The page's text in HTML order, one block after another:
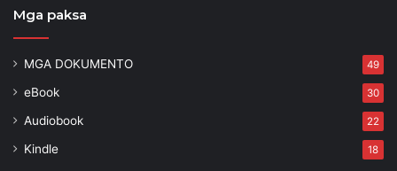
Mga paksa
MGA DOKUMENTO 49
eBook 30
Audiobook 22
Kindle 18